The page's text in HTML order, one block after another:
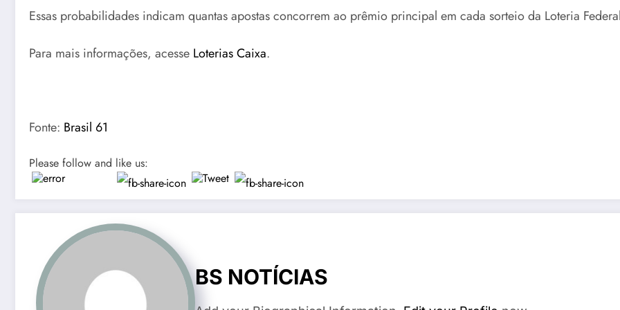
Essas probabilidades indicam quantas apostas concorrem ao prêmio principal em cada sorteio da Loteria
Para mais informações, acesse Loterias Caixa.
Fonte: Brasil 61
Please follow and like us:
BS NOTÍCIAS